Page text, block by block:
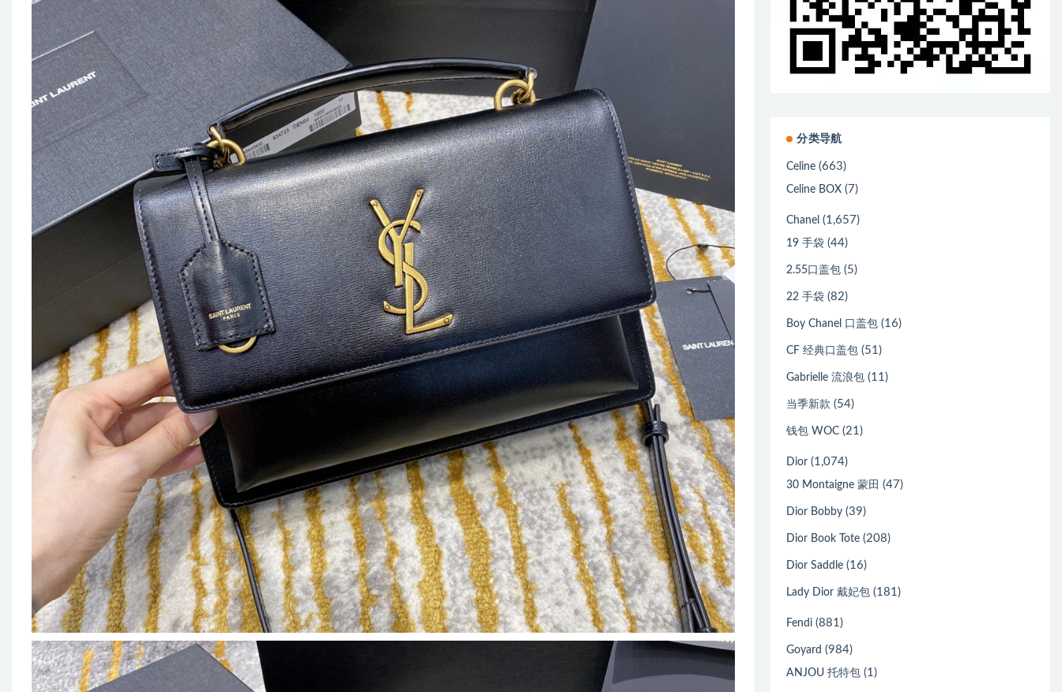
分类导航
Celine (663)
Celine BOX (7)
Chanel (1,657)
19 手袋 (44)
2.55口盖包 (5)
22 手袋 (82)
Boy Chanel 口盖包 (16)
CF 经典口盖包 (51)
Gabrielle 流浪包 (11)
当季新款 (54)
钱包 WOC (21)
Dior (1,074)
30 Montaigne 蒙田 (47)
Dior Bobby (39)
Dior Book Tote (208)
Dior Saddle (16)
Lady Dior 戴妃包 (181)
Fendi (881)
Goyard (984)
ANJOU 托特包 (1)